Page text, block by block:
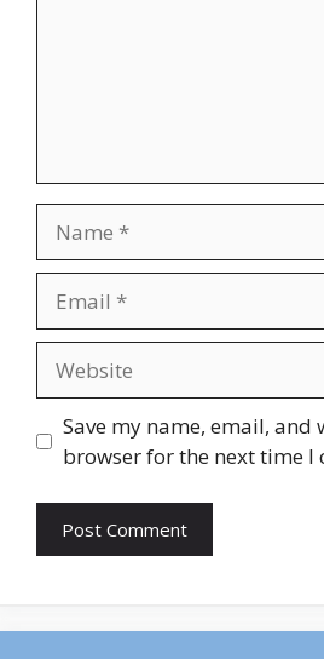
Save my name, email, and
browser for the next time I